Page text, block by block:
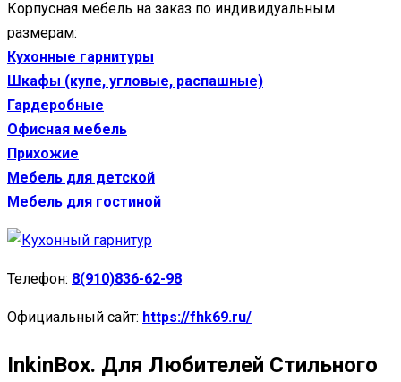
Корпусная мебель на заказ по индивидуальным
размерам:
Кухонные гарнитуры
Шкафы (купе, угловые, распашные)
Гардеробные
Офисная мебель
Прихожие
Мебель для детской
Мебель для гостиной
Телефон: 8(910)836-62-98
Официальный сайт: https://fhk69.ru/
InkinBox. Для Любителей Стильного